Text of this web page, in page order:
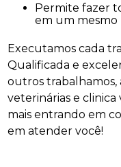
Permite fazer todos os exames e procedimentos
em um mesmo
Executamos cada
Qualificada e
outros trabalhamos,
veterinárias e
mais entrando em
em atender você!